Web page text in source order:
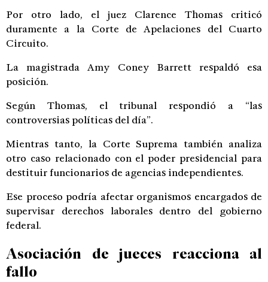
Por otro lado, el juez Clarence Thomas criticó
duramente a la Corte de Apelaciones del Cuarto
Circuito.
La magistradaAmy Coney Barrettrespaldó esa
posición.
Según Thomas, el tribunal respondió a “las
controversias políticas del día”.
Mientras tanto, la Corte Suprema también analiza
otro caso relacionado con el poder presidencial para
destituir funcionarios de agencias independientes.
Ese proceso podría afectar organismos encargados de
supervisar derechos laborales dentro del gobierno
federal.
Asociación de jueces reacciona al
fallo